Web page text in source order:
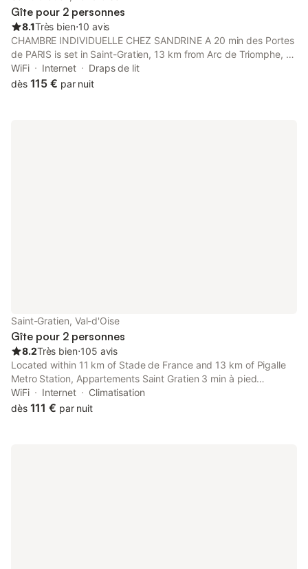
Gîte pour 2 personnes
8.1Très bien⋅10 avis
CHAMBRE INDIVIDUELLE CHEZ SANDRINE A 20 min des Portes
de PARIS is set in Saint-Gratien, 13 km from Arc de Triomphe, 13
km from Pigalle Metro Station, and 13 km from Sacré-Coeur.
WiFi Internet
Draps de lit
dès 115 € par nuit
Saint-Gratien, Val-d'Oise
Gîte pour 2 personnes
8.2Très bien⋅105 avis
Located within 11 km of Stade de France and 13 km of Pigalle
Metro Station, Appartements Saint Gratien 3 min à pied
transport Tour Eiffel in Saint-Gratien provides a garden and
rooms with free WiFi.
WiFi Internet
Climatisation
dès 111 € par nuit